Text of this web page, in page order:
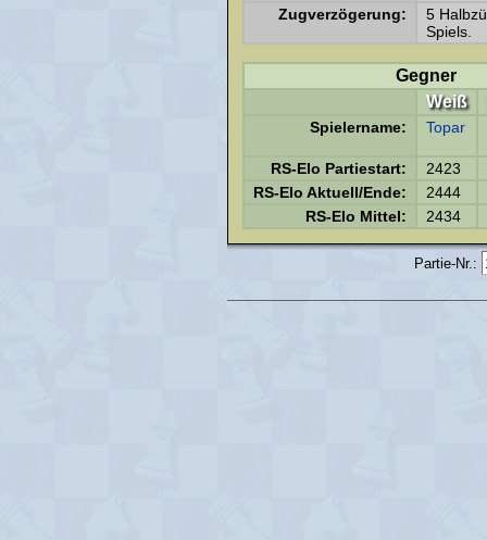
Zugverzögerung:
5
Spiels.
Gegner
Weiß
Spielername: Topar
RS-Elo Partiestart:
2423
RS-Elo Aktuell/Ende:
2444
RS-Elo Mittel:
2434
Partie-Nr.: